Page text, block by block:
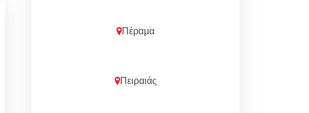
Πέραμα
Πειραιάς